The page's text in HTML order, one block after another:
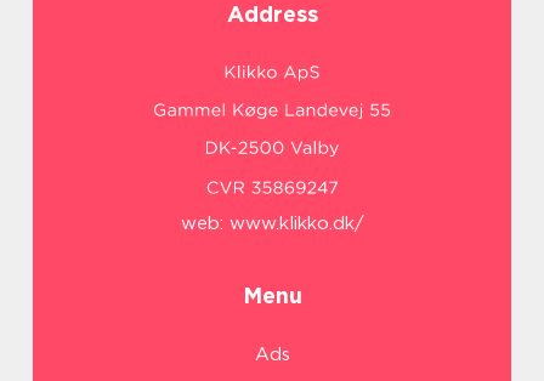
Address
web: www.klikko.dk/
Menu
Ads